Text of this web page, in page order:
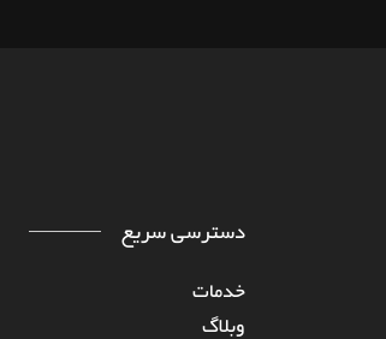
دسترسی سریع
خدمات
وبلاگ